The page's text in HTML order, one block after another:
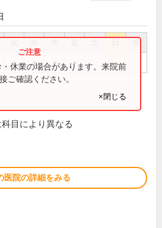
祝
● ● ● ●
休業の場合があります。来院前
ご確認ください。
×閉じる
目により異なる
医院の詳細をみる